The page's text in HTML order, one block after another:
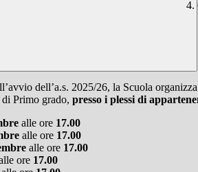
dell’a.s. 2025/26, la Scuola
Primo grado, presso i plessi di
alle ore 17.00
alle ore 17.00
alle ore 17.00
ore 17.00